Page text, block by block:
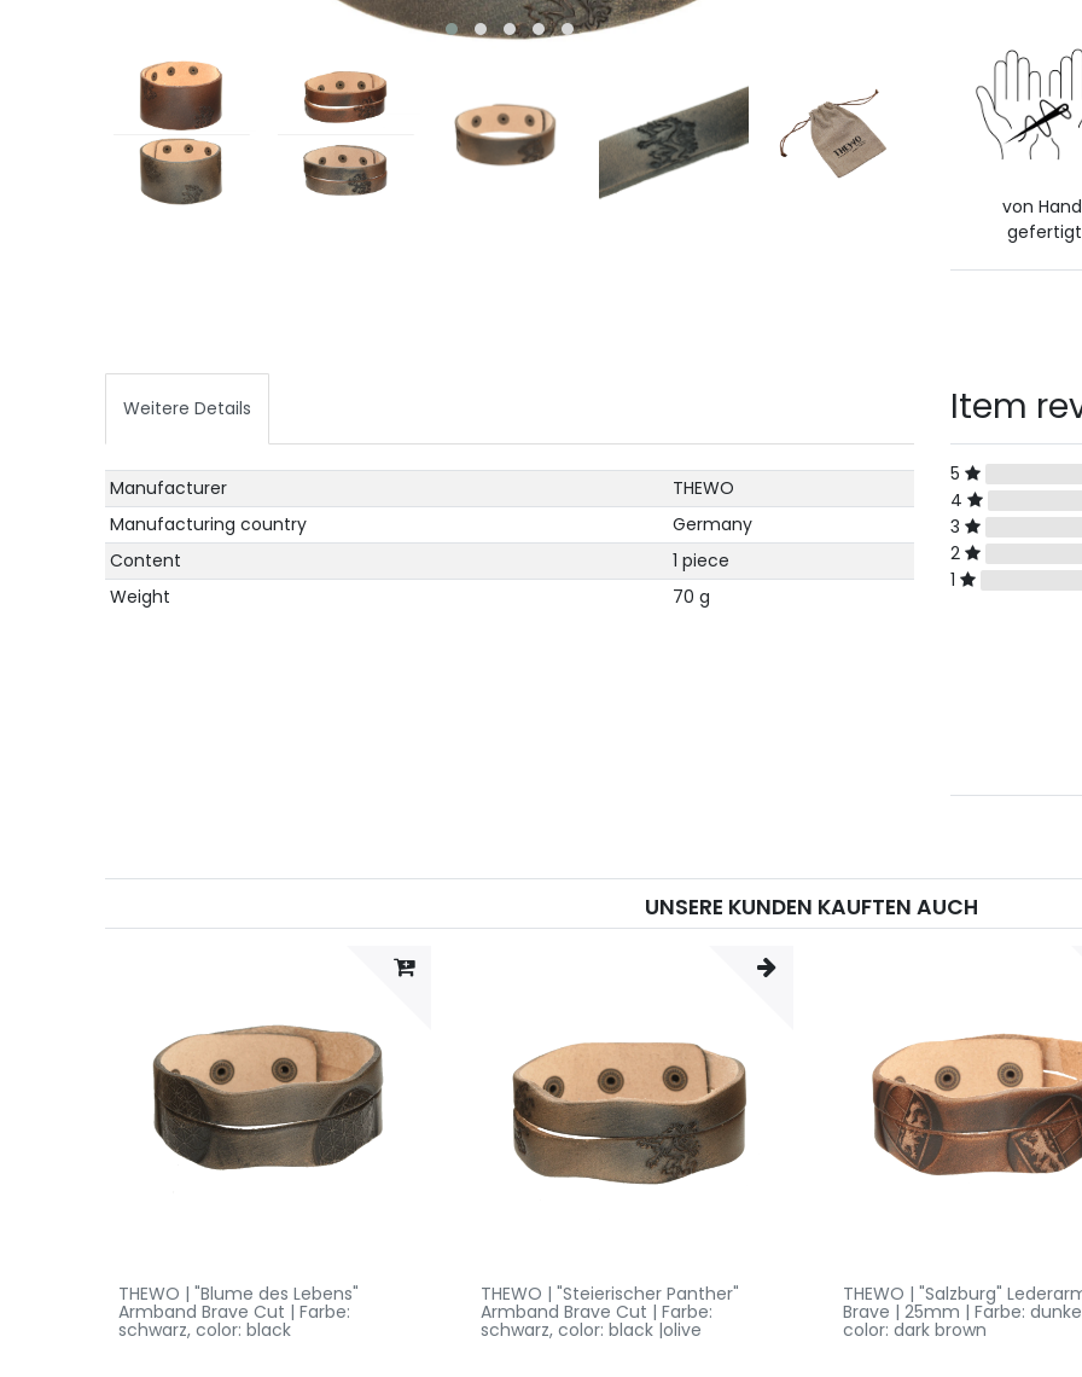
von Hand
gefertigt
Weitere Details
Technical
characteristic
Value
Manufacturer
THEWO
Manufacturing country
Germany
Content
1 piece
Weight
70 g
Item
5
4
3
2
1
UNSERE KUNDEN KAUFTEN AUCH
THEWO | "Blume des Lebens"
Armband Brave Cut | Farbe:
schwarz, color: black
THEWO | "Steierischer Panther"
Armband Brave Cut | Farbe:
schwarz, color: black |olive
THEWO | "Salzburg"
Brave | 25mm | Farbe:
color: dark brown